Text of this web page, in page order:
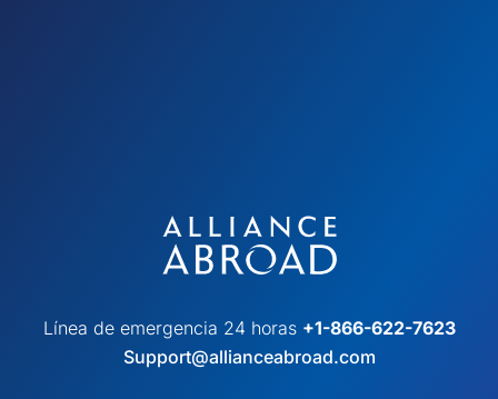
Línea de emergencia 24 horas +1-866-622-7623
Support@allianceabroad.com